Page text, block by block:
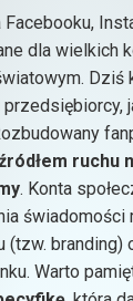
dla wielkich
Dziś
. Konta
świadomości
(tzw. branding)
Warto